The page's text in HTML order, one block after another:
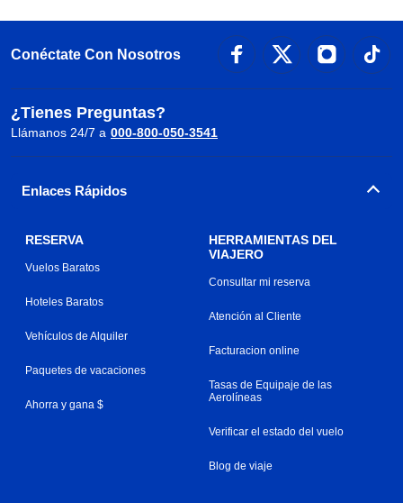
Conéctate Con Nosotros
¿Tienes Preguntas?
Llámanos 24/7 a 000-800-050-3541
Enlaces Rápidos
RESERVA
Vuelos Baratos
Hoteles Baratos
Vehículos de Alquiler
Paquetes de vacaciones
Ahorra y gana $
HERRAMIENTAS DEL
VIAJERO
Consultar mi reserva
Atención al Cliente
Facturacion online
Tasas de Equipaje de las
Aerolíneas
Verificar el estado del vuelo
Blog de viaje